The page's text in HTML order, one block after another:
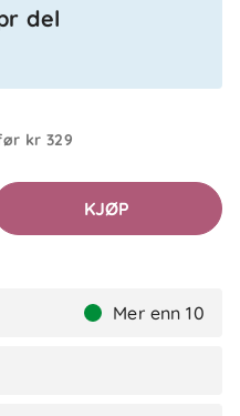
del
kr 329
KJØP
Mer enn 10
2 måneder siden